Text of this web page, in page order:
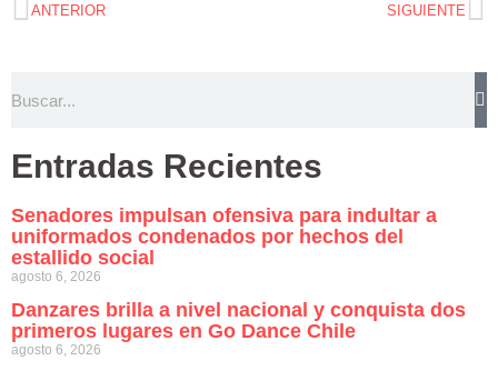
ANTERIOR SIGUIENTE
Entradas Recientes
Senadores impulsan ofensiva para indultar a
uniformados condenados por hechos del
estallido social
agosto 6, 2026
Danzares brilla a nivel nacional y conquista dos
primeros lugares en Go Dance Chile
agosto 6, 2026